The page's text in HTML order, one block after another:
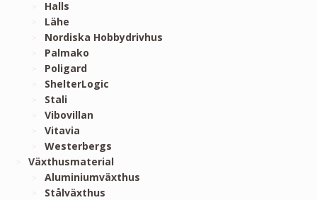
Halls
Lähe
Nordiska Hobbydrivhus
Palmako
Poligard
ShelterLogic
Stali
Vibovillan
Vitavia
Westerbergs
Växthusmaterial
Aluminiumväxthus
Stålväxthus